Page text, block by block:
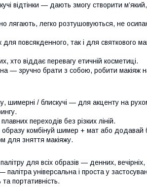
відтінки — дають змогу створити
лягають, легко розтушовуються, не
для повсякденного, так і для святкового
хто віддає перевагу етичній косметиці.
— зручно брати з собою, робити макіяж
шимерні / блискучі — для акценту на
переходів без різких ліній.
образу комбінуй шимер + мат або додавай
для зняття макіяжу.
для всіх образів — денних,
палітра універсальна і проста у
та портативність.